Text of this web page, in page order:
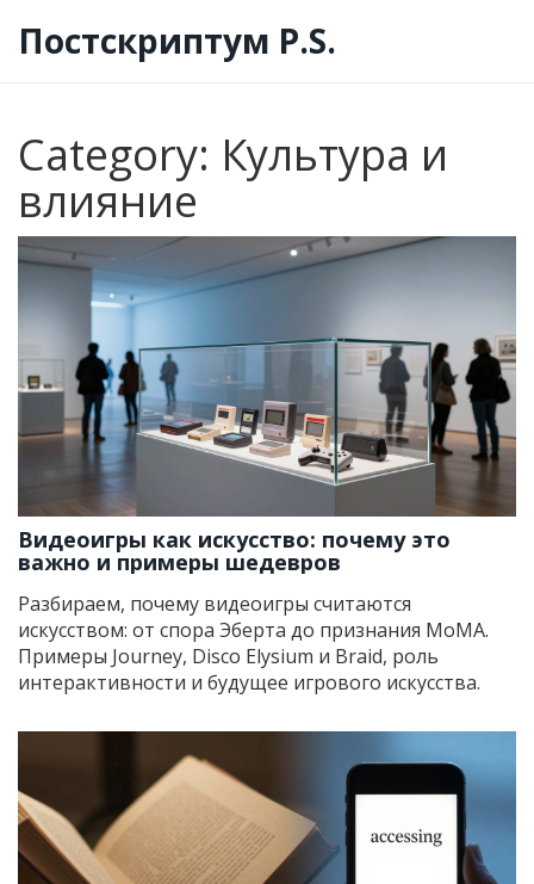
Постскриптум P.S.
Category: Культура и
влияние
Видеоигры как искусство: почему это
важно и примеры шедевров
Разбираем, почему видеоигры считаются
искусством: от спора Эберта до признания MoMA.
Примеры Journey, Disco Elysium и Braid, роль
интерактивности и будущее игрового искусства.